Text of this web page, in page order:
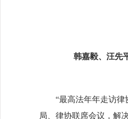
韩嘉毅、汪先
“最高法年年走访律协
局、律协联席会议，解